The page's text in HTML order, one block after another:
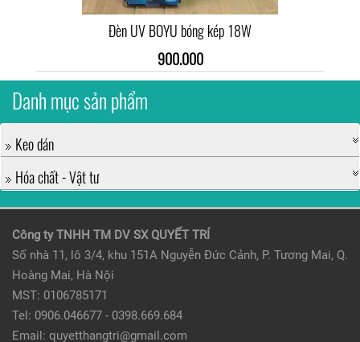
Đèn UV BOYU bóng kép 18W
900.000
Danh mục sản phẩm
Keo dán
Hóa chất - Vật tư
Công ty TNHH TM DV SX QUYẾT TRÍ
Số nhà 11, lô 3/4, khu 151A Nguyễn Đức Cảnh, P. Tương Mai, Q.
Hoàng Mai, Hà Nội
MST: 0106785171
Tel: 0906.046677 - 0398.669.684
Email: quyetthangtri@gmail.com